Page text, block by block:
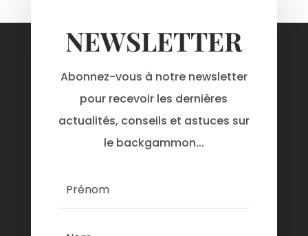
NEWSLETTER
Abonnez-vous à notre newsletter
pour recevoir les dernières
actualités, conseils et astuces sur
le backgammon...